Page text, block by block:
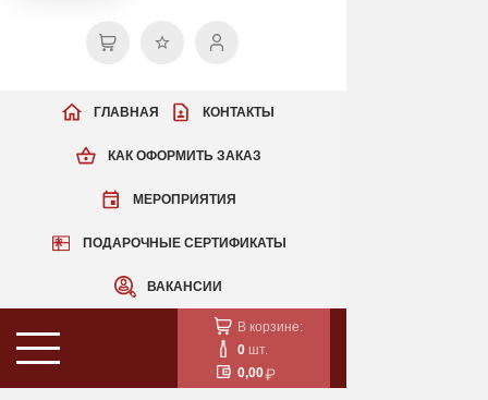
КАК ОФОРМИТЬ ЗАКАЗ
МЕРОПРИЯТИЯ
ПОДАРОЧНЫЕ СЕРТИФИКАТЫ
ВАКАНСИИ
ГЛАВНАЯ КОНТАКТЫ
В корзине:
0 шт.
0,00